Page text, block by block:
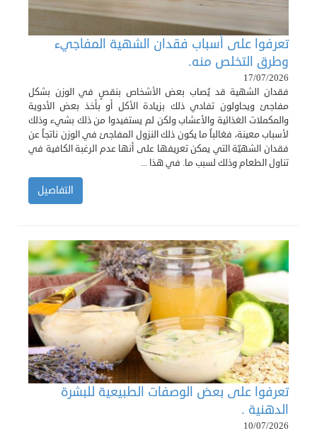
تعرفوا على أسباب فقدان الشهية المفاجيء
وطرق التخلص منه.
17/07/2026
فقدان الشهية قد يُصاب بعض الأشخاص بنقصٍ في الوزن بشكل
مفاجئ ويحاولون تفادي ذلك بزيادة الأكل أو بأخذ بعض الأدوية
والمكملات الغذائية والأعشاب ولكن لم يستفيدوا من ذلك بشيء وذلك
لأسباب معينة، فغالباً ما يكون ذلك النزول المفاجئ في الوزن ناتجاً عن
فقدان الشهيّة التي يمكن تعريفها على أنها عدم الرغبة الكافية في
تناول الطعام وذلك لسبب ما. في هذا ...
التفاصيل
تعرفوا على بعض الوصفات الطبيعية للبشرة
الدهنية .
10/07/2026